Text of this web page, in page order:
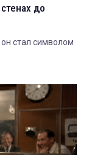
до
стал символом